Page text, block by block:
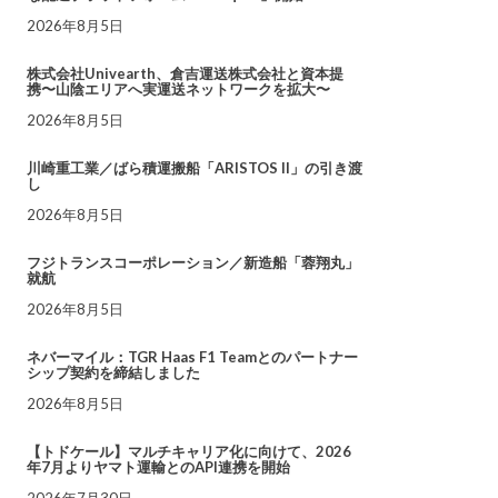
2026年8月5日
株式会社Univearth、倉吉運送株式会社と資本提
携〜山陰エリアへ実運送ネットワークを拡大〜
2026年8月5日
川崎重工業／ばら積運搬船「ARISTOS II」の引き渡
し
2026年8月5日
フジトランスコーポレーション／新造船「蓉翔丸」
就航
2026年8月5日
ネバーマイル：TGR Haas F1 Teamとのパートナー
シップ契約を締結しました
2026年8月5日
【トドケール】マルチキャリア化に向けて、2026
年7月よりヤマト運輸とのAPI連携を開始